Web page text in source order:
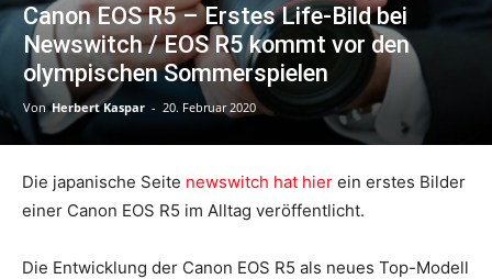
Canon EOS R5 – Erstes Life-Bild bei
Newswitch / EOS R5 kommt vor den
olympischen Sommerspielen
Von Herbert Kaspar - 20. Februar 2020
Die japanische Seite newswitch hat hier ein erstes Bilder
einer Canon EOS R5 im Alltag veröffentlicht.
Die Entwicklung der Canon EOS R5 als neues Top-Modell